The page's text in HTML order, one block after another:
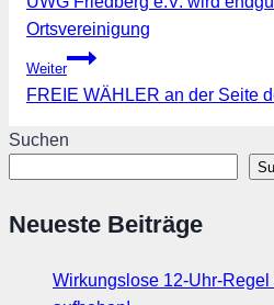
Ortsvereinigung
Weiter
FREIE WÄHLER an der Seite
Suchen
Neueste Beiträge
Wirkungslose 12-Uhr-